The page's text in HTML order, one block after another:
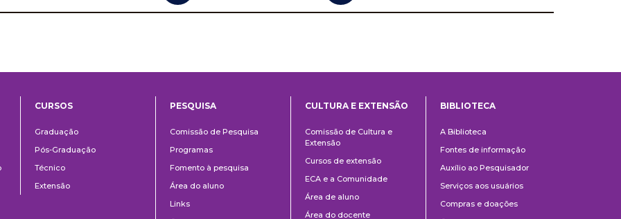
CURSOS
Graduação
Pós-Graduação
Técnico
Extensão
PESQUISA
Comissão de Pesquisa
Programas
Fomento à pesquisa
Área do aluno
Links
e
Extensão
CULTURA E EXTENSÃO
Comissão de Cultura e
Extensão
Cursos de extensão
ECA e a Comunidade
Área de aluno
Área do docente
BIBLIOTECA
A Biblioteca
Fontes de informação
Auxílio ao Pesquisador
Serviços aos usuários
Compras e doações